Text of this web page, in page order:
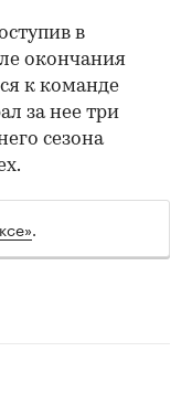
в
окончания
к команде
за нее три
сезона
.